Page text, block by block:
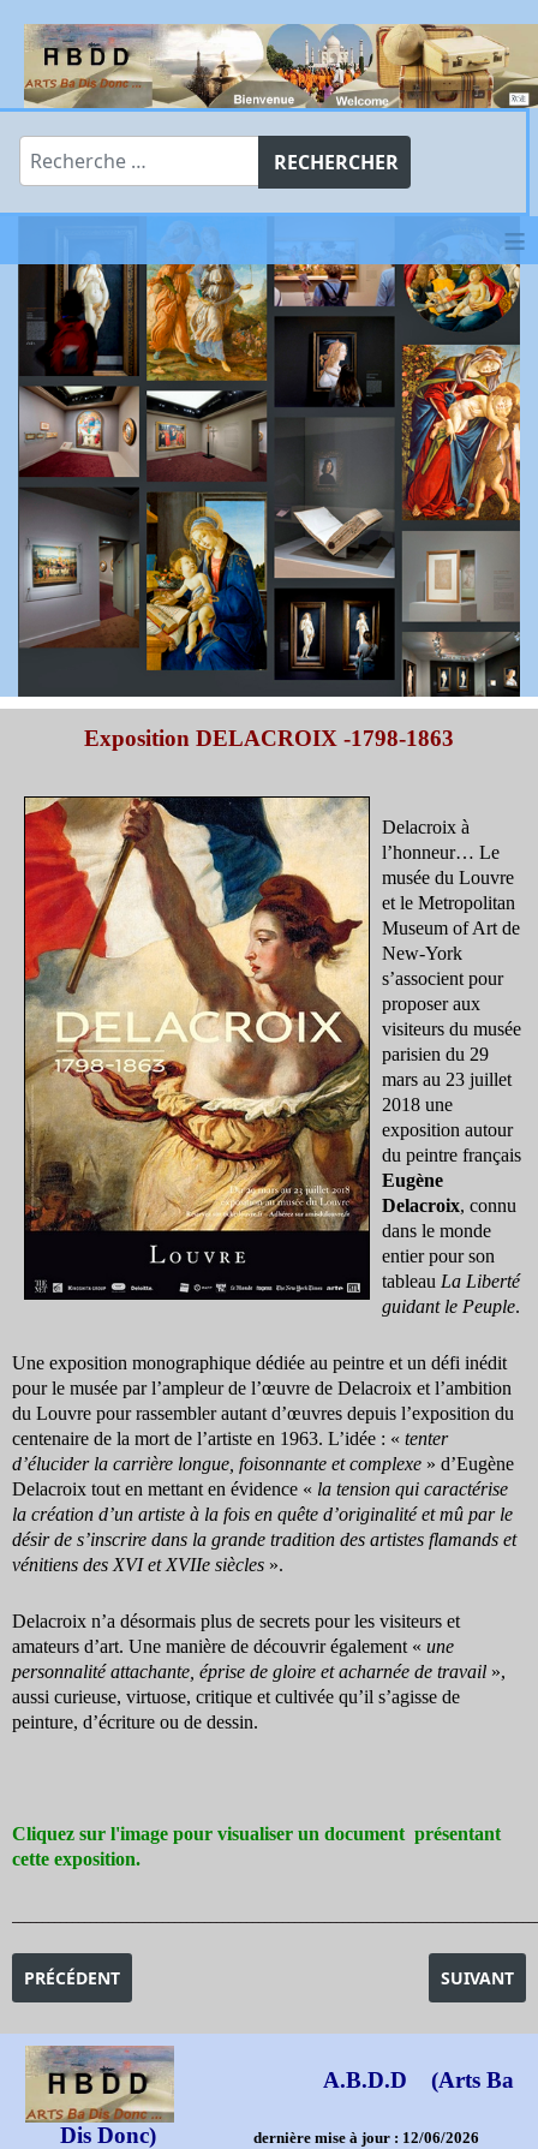
Rechercher
RECHERCHER
≡
Exposition DELACROIX -1798-1863
Delacroix à
l’honneur… Le
musée du Louvre
et le Metropolitan
Museum of Art de
New-York
s’associent pour
proposer aux
visiteurs du musée
parisien du 29
mars au 23 juillet
2018 une
exposition autour
du peintre français
Eugène
Delacroix, connu
dans le monde
entier pour son
tableau La Liberté
guidant le Peuple.
Une exposition monographique dédiée au peintre et un défi inédit
pour le musée par l’ampleur de l’œuvre de Delacroix et l’ambition
du Louvre pour rassembler autant d’œuvres depuis l’exposition du
centenaire de la mort de l’artiste en 1963. L’idée : « tenter
d’élucider la carrière longue, foisonnante et complexe » d’Eugène
Delacroix tout en mettant en évidence « la tension qui caractérise
la création d’un artiste à la fois en quête d’originalité et mû par le
désir de s’inscrire dans la grande tradition des artistes flamands et
vénitiens des XVI et XVIIe siècles ».
Delacroix n’a désormais plus de secrets pour les visiteurs et
amateurs d’art. Une manière de découvrir également « une
personnalité attachante, éprise de gloire et acharnée de travail »,
aussi curieuse, virtuose, critique et cultivée qu’il s’agisse de
peinture, d’écriture ou de dessin.
Cliquez sur l'image pour visualiser un document présentant
cette exposition.
ARTICLE PRÉCÉDENT : EXPOSITION MANET-DEGAS
PRÉCÉDENT ARTICLE
SUIVANT
A.B.D.D (Arts Ba
Dis Donc) dernière mise à jour : 12/06/2026